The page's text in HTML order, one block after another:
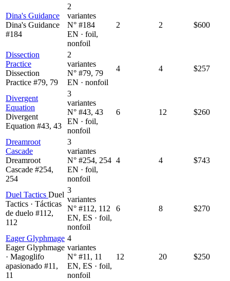
Dina's Guidance
Dina's Guidance
#184
2
variantes
N° #184
EN · foil,
nonfoil
2 2 $600
Dissection
Practice
Dissection
Practice #79, 79
2
variantes
N° #79, 79
EN · nonfoil
4 4 $257
Divergent
Equation
Divergent
Equation #43, 43
3
variantes
N° #43, 43
EN · foil,
nonfoil
6 12 $260
Dreamroot
Cascade
Dreamroot
Cascade #254,
254
3
variantes
N° #254, 254
EN · foil,
nonfoil
4 4 $743
Duel Tactics Duel
Tactics · Tácticas
de duelo #112,
112
3
variantes
N° #112, 112
EN, ES · foil,
nonfoil
6 8 $270
Eager Glyphmage
Eager Glyphmage
· Magoglifo
apasionado #11,
11
4
variantes
N° #11, 11
EN, ES · foil,
nonfoil
12 20 $250